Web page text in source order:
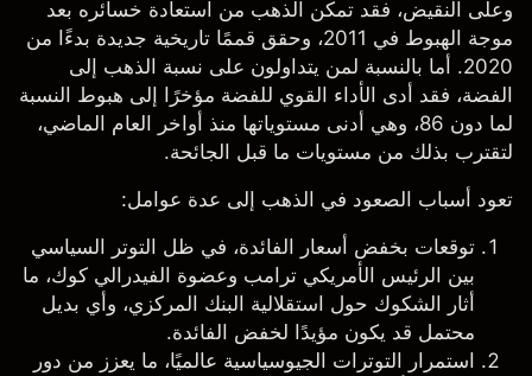
وعلى النقيض، فقد تمكن الذهب من استعادة خسائره بعد
موجة الهبوط في 2011، وحقق قممًا تاريخية جديدة بدءًا من
2020. أما بالنسبة لمن يتداولون على نسبة الذهب إلى
الفضة، فقد أدى الأداء القوي للفضة مؤخرًا إلى هبوط النسبة
لما دون 86، وهي أدنى مستوياتها منذ أواخر العام الماضي،
لتقترب بذلك من مستويات ما قبل الجائحة.
تعود أسباب الصعود في الذهب إلى عدة عوامل:
توقعات بخفض أسعار الفائدة، في ظل التوتر السياسي
بين الرئيس الأمريكي ترامب وعضوة الفيدرالي كوك، ما
أثار الشكوك حول استقلالية البنك المركزي، وأي بديل
محتمل قد يكون مؤيدًا لخفض الفائدة.
استمرار التوترات الجيوسياسية عالميًا، ما يعزز من دور